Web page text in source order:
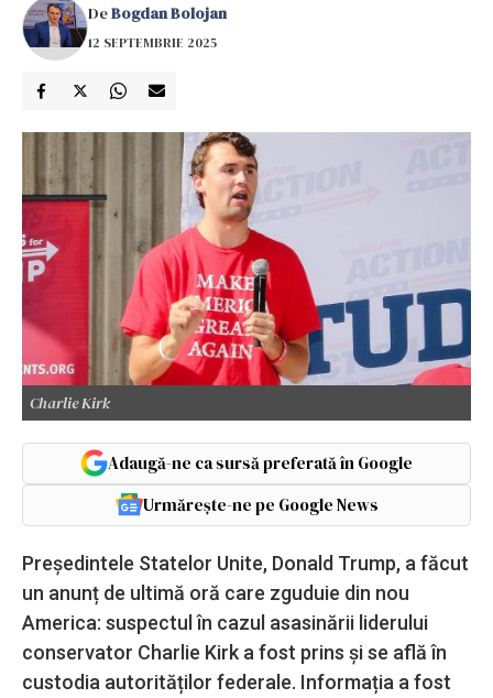
DeBogdan Bolojan
12 SEPTEMBRIE 2025
Charlie Kirk
Adaugă-ne ca sursă preferată în Google
Urmărește-ne pe Google News
Președintele Statelor Unite, Donald Trump, a făcut
un anunț de ultimă oră care zguduie din nou
America: suspectul în cazul asasinării liderului
conservator Charlie Kirk a fost prins și se află în
custodia autorităților federale. Informația a fost